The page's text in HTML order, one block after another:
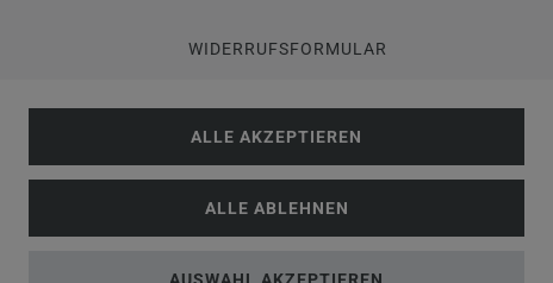
WIDERRUFSFORMULAR
DATENSCHUTZERKLÄRUNG
KUNDENINFORMATIONEN
ALLE AKZEPTIEREN
ALLE ABLEHNEN